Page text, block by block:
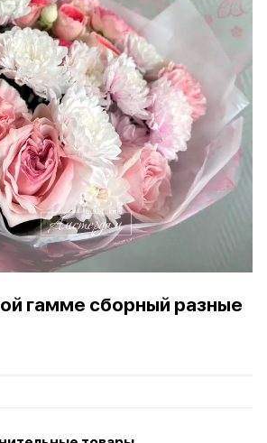
гамме сборный разные